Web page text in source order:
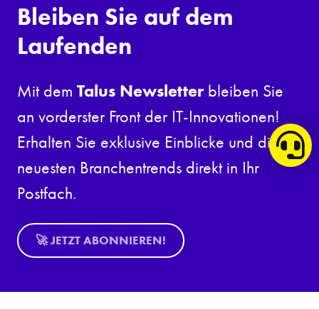
Bleiben Sie auf dem
Laufenden
Mit dem Talus Newsletter bleiben Sie
an vorderster Front der IT-Innovationen!
Erhalten Sie exklusive Einblicke und die
neuesten Branchentrends direkt in Ihr
Postfach.
🚀 JETZT ABONNIEREN!